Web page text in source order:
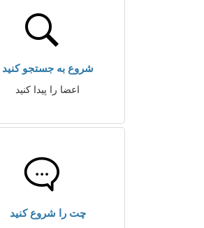
شروع به جستجو کنید
اعضا را پیدا کنید
چت را شروع کنید